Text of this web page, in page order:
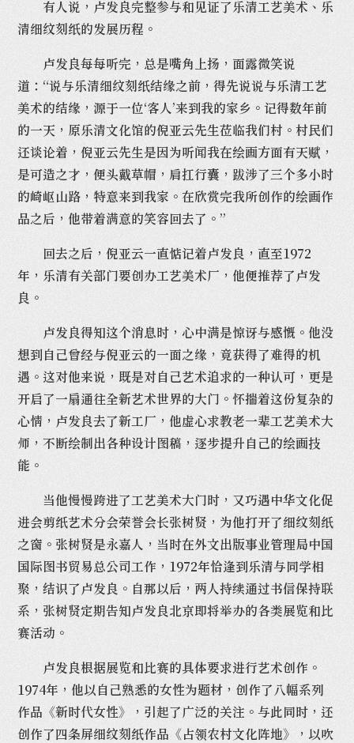
有人说，卢发良完整参与和见证了乐清工艺美术、乐
清细纹刻纸的发展历程。
卢发良每每听完，总是嘴角上扬，面露微笑说
道：“说与乐清细纹刻纸结缘之前，得先说说与乐清工艺
美术的结缘，源于一位‘客人’来到我的家乡。记得数年前
的一天，原乐清文化馆的倪亚云先生莅临我们村。村民们
还谈论着，倪亚云先生是因为听闻我在绘画方面有天赋，
是可造之才，便头戴草帽，肩扛行囊，跋涉了三个多小时
的崎岖山路，特意来到我家。在欣赏完我所创作的绘画作
品之后，他带着满意的笑容回去了。”
回去之后，倪亚云一直惦记着卢发良，直至1972
年，乐清有关部门要创办工艺美术厂，他便推荐了卢发
良。
卢发良得知这个消息时，心中满是惊讶与感慨。他没
想到自己曾经与倪亚云的一面之缘，竟获得了难得的机
遇。这对他来说，既是对自己艺术追求的一种认可，更是
开启了一扇通往全新艺术世界的大门。怀揣着这份复杂的
心情，卢发良去了新工厂，他虚心求教老一辈工艺美术大
师，不断绘制出各种设计图稿，逐步提升自己的绘画技
能。
当他慢慢跨进了工艺美术大门时，又巧遇中华文化促
进会剪纸艺术分会荣誉会长张树贤，为他打开了细纹刻纸
之窗。张树贤是永嘉人，当时在外文出版事业管理局中国
国际图书贸易总公司工作，1972年恰逢到乐清与同学相
聚，结识了卢发良。自那以后，两人持续通过书信保持联
系，张树贤定期告知卢发良北京即将举办的各类展览和比
赛活动。
卢发良根据展览和比赛的具体要求进行艺术创作。
1974年，他以自己熟悉的女性为题材，创作了八幅系列
作品《新时代女性》，引起了广泛的关注。与此同时，还
创作了四条屏细纹刻纸作品《占领农村文化阵地》，以吹